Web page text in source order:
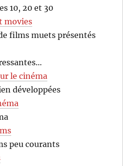
10, 20 et 30
movies
films muets présentés
le cinéma
développées
peu courants